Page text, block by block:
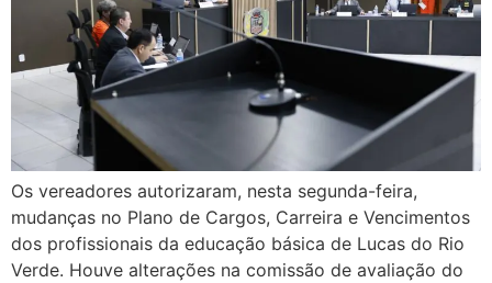
Os vereadores autorizaram, nesta segunda-feira,
mudanças no Plano de Cargos, Carreira e Vencimentos
dos profissionais da educação básica de Lucas do Rio
Verde. Houve alterações na comissão de avaliação do